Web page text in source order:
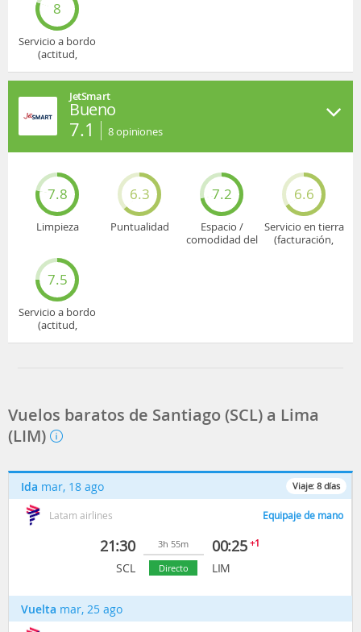
8
Servicio a bordo
(actitud,
JetSmart
Bueno
7.1 8opiniones
7.8
Limpieza
6.3
Puntualidad
7.2
Espacio /
comodidad del
6.6
Servicio en tierra
(facturación,
7.5
Servicio a bordo
(actitud,
Vuelos baratos de Santiago (SCL) a Lima
(LIM)
Viaje: 8 días
Ida mar, 18 ago
Latam airlines Equipaje de mano
21:30
SCL
3h 55m
Directo
00:25+1
LIM
Vuelta mar, 25 ago